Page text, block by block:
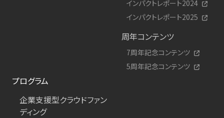
インパクトレポート2024
インパクトレポート2025
周年コンテンツ
7周年記念コンテンツ
5周年記念コンテンツ
プログラム
企業支援型クラウドファン
ディング